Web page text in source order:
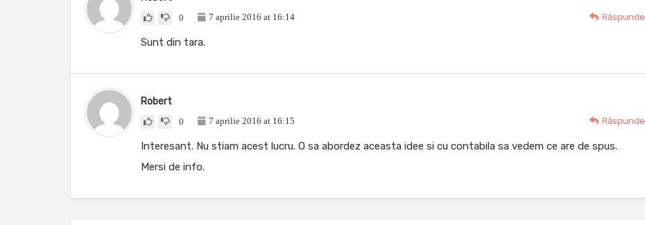
0 7 aprilie 2016 at 16:14 Răspunde
Sunt din tara.
Robert
0 7 aprilie 2016 at 16:15 Răspunde
Interesant. Nu stiam acest lucru. O sa abordez aceasta idee si cu contabila sa vedem ce are de spus.
Mersi de info.